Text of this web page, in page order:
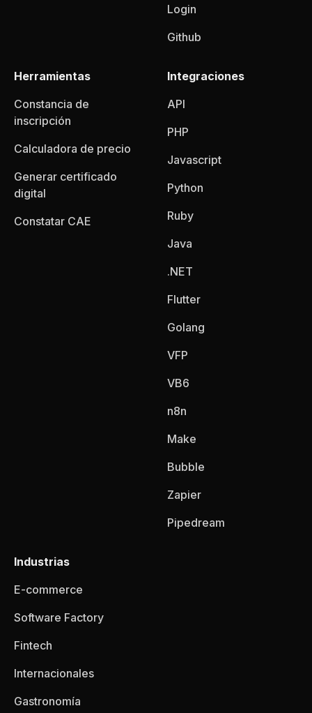
Login
Github
Herramientas
Constancia de
inscripción
Calculadora de precio
Generar certificado
digital
Constatar CAE
Integraciones
API
PHP
Javascript
Python
Ruby
Java
.NET
Flutter
Golang
VFP
VB6
n8n
Make
Bubble
Zapier
Pipedream
Industrias
E-commerce
Software Factory
Fintech
Internacionales
Gastronomía